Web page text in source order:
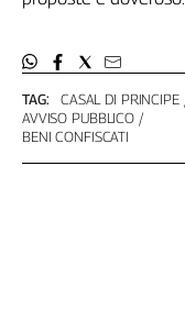
TAG:
CASAL DI PRINCIPE
AVVISO PUBBLICO
BENI CONFISCATI